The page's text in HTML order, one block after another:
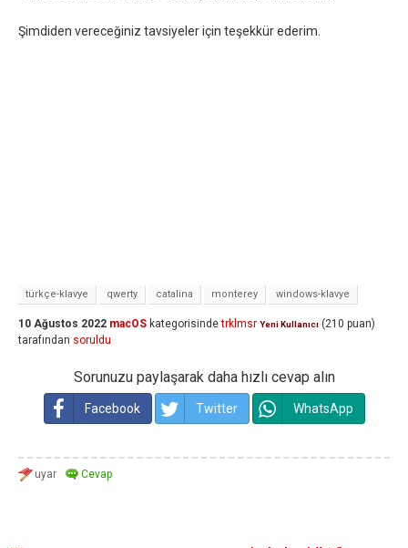
Şimdiden vereceğiniz tavsiyeler için teşekkür ederim.
türkçe-klavye qwerty catalina monterey windows-klavye
10 Ağustos 2022 macOS kategorisinde trklmsr Yeni Kullanıcı (210 puan)
tarafından soruldu
Sorunuzu paylaşarak daha hızlı cevap alın
Facebook Twitter WhatsApp